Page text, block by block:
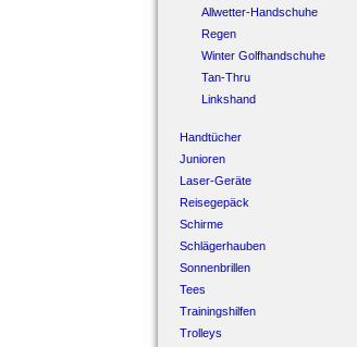
Allwetter-Handschuhe
Regen
Winter Golfhandschuhe
Tan-Thru
Linkshand
Handtücher
Junioren
Laser-Geräte
Reisegepäck
Schirme
Schlägerhauben
Sonnenbrillen
Tees
Trainingshilfen
Trolleys